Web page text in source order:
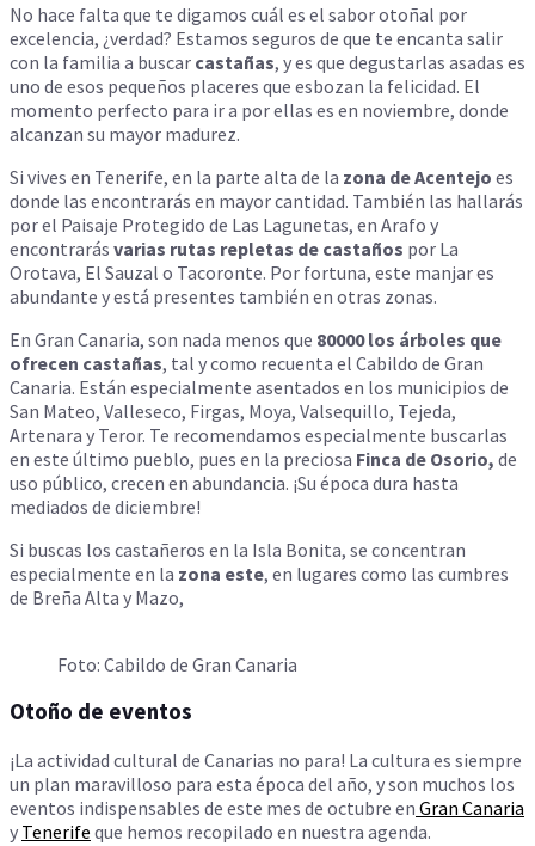
No hace falta que te digamos cuál es el sabor otoñal por
excelencia, ¿verdad? Estamos seguros de que te encanta salir
con la familia a buscar castañas, y es que degustarlas asadas es
uno de esos pequeños placeres que esbozan la felicidad. El
momento perfecto para ir a por ellas es en noviembre, donde
alcanzan su mayor madurez.
Si vives en Tenerife, en la parte alta de la zona de Acentejo es
donde las encontrarás en mayor cantidad. También las hallarás
por el Paisaje Protegido de Las Lagunetas, en Arafo y
encontrarás varias rutas repletas de castaños por La
Orotava, El Sauzal o Tacoronte. Por fortuna, este manjar es
abundante y está presentes también en otras zonas.
En Gran Canaria, son nada menos que 80000 los árboles que
ofrecen castañas, tal y como recuenta el Cabildo de Gran
Canaria. Están especialmente asentados en los municipios de
San Mateo, Valleseco, Firgas, Moya, Valsequillo, Tejeda,
Artenara y Teror. Te recomendamos especialmente buscarlas
en este último pueblo, pues en la preciosa Finca de Osorio, de
uso público, crecen en abundancia. ¡Su época dura hasta
mediados de diciembre!
Si buscas los castañeros en la Isla Bonita, se concentran
especialmente en la zona este, en lugares como las cumbres
de Breña Alta y Mazo,
Foto: Cabildo de Gran Canaria
Otoño de eventos
¡La actividad cultural de Canarias no para! La cultura es siempre
un plan maravilloso para esta época del año, y son muchos los
eventos indispensables de este mes de octubre en Gran Canaria
y Tenerife que hemos recopilado en nuestra agenda.